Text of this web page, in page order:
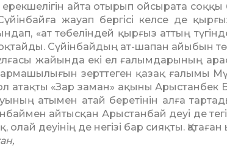
ай­та отырып ойсырата соққы
Сүйінбайға жауап бергісі келсе де
«ат тө­бе­ліндей қырғыз аттың
Сүйін­бай­дың ат-шапан айыбын
жайын­да екі ел ғалымдарының
зерттеген қазақ ға­лымы
атақты «Зар заман» ақыны Арыстанбек
аты­м­ен атай беретінін алға
ай­тысқан Арыстанбай деуі де
олай деуінің де негізі бар сияқты.